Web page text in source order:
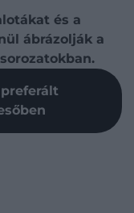
és a
ábrázolják a